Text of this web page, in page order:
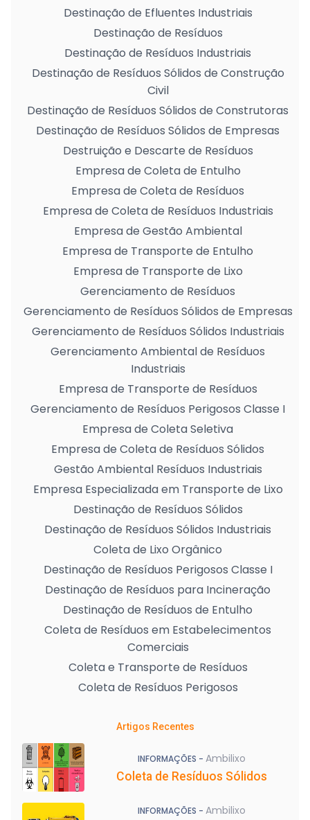
Destinação de Efluentes Industriais
Destinação de Resíduos
Destinação de Resíduos Industriais
Destinação de Resíduos Sólidos de Construção
Civil
Destinação de Resíduos Sólidos de Construtoras
Destinação de Resíduos Sólidos de Empresas
Destruição e Descarte de Resíduos
Empresa de Coleta de Entulho
Empresa de Coleta de Resíduos
Empresa de Coleta de Resíduos Industriais
Empresa de Gestão Ambiental
Empresa de Transporte de Entulho
Empresa de Transporte de Lixo
Gerenciamento de Resíduos
Gerenciamento de Resíduos Sólidos de Empresas
Gerenciamento de Resíduos Sólidos Industriais
Gerenciamento Ambiental de Resíduos
Industriais
Empresa de Transporte de Resíduos
Gerenciamento de Resíduos Perigosos Classe I
Empresa de Coleta Seletiva
Empresa de Coleta de Resíduos Sólidos
Gestão Ambiental Resíduos Industriais
Empresa Especializada em Transporte de Lixo
Destinação de Resíduos Sólidos
Destinação de Resíduos Sólidos Industriais
Coleta de Lixo Orgânico
Destinação de Resíduos Perigosos Classe I
Destinação de Resíduos para Incineração
Destinação de Resíduos de Entulho
Coleta de Resíduos em Estabelecimentos
Comerciais
Coleta e Transporte de Resíduos
Coleta de Resíduos Perigosos
Artigos Recentes
INFORMAÇÕES - Ambilixo
Coleta de Resíduos Sólidos
INFORMAÇÕES - Ambilixo